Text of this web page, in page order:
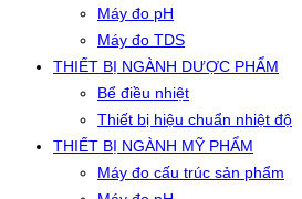
Máy đo pH
Máy đo TDS
THIẾT BỊ NGÀNH DƯỢC PHẨM
Bể điều nhiệt
Thiết bị hiệu chuẩn nhiệt độ
THIẾT BỊ NGÀNH MỸ PHẨM
Máy đo cấu trúc sản phẩm